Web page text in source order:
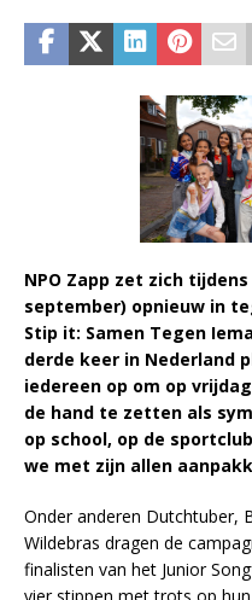
NPO Zapp zet zich
september) opnieuw in
Stip it: Samen Tegen
derde keer in Nederland
iedereen op om op
de hand te zetten als
op school, op de
we met zijn allen
Onder anderen Dutchtuber,
Wildebras dragen de
finalisten van het Junior